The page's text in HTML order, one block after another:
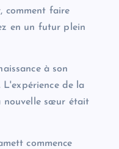
comment faire
en un futur plein
à son
de la
nouvelle sœur était
commence